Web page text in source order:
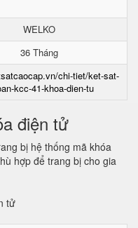
WELKO
36 Tháng
chi-tiet/ket-sat-
kcc-41-khoa-dien-tu
điện tử
bị hệ thống mã khóa
hợp để trang bị cho gia